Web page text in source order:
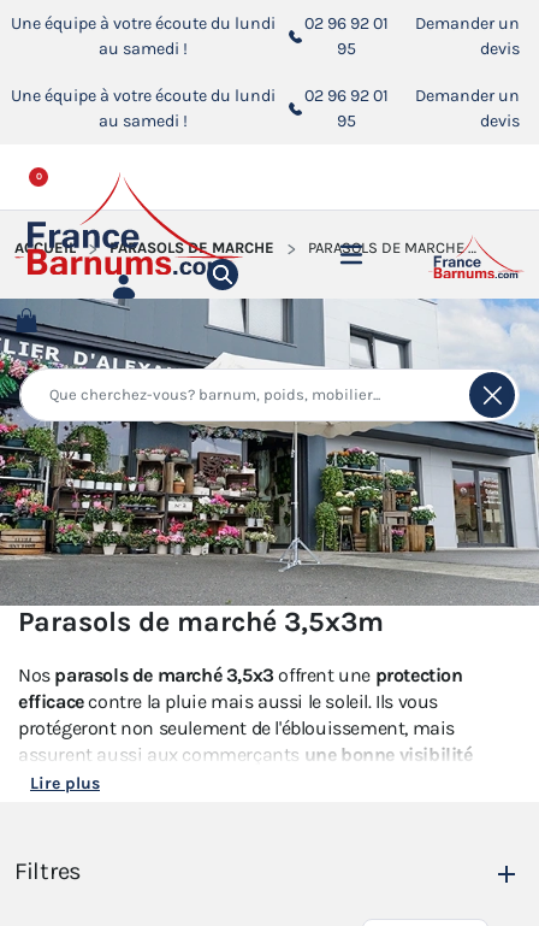
Une équipe à votre écoute du lundi
au samedi !
02 96 92 01
95
Demander un
devis
Une équipe à votre écoute du lundi
au samedi !
02 96 92 01
95
Demander un
devis
0
ACCUEIL PARASOLS DE MARCHÉ PARASOLS DE MARCHÉ 3,5X3M
Parasols de marché 3,5x3m
Nos parasols de marché 3,5x3 offrent une protection
efficacecontre la pluie mais aussi le soleil. Ils vous
protégeront non seulement de l'éblouissement, mais
assurent aussi aux commerçants une bonne visibilité
parmi les autres
Nos parasols forains 3,5x3m sont équipés d’une
totalement imperméable et anti-uv
Lire plus
Filtres